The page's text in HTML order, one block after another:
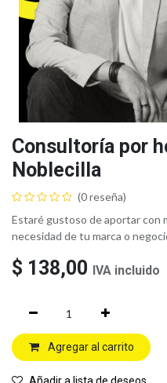
Consultoría por
Noblecilla
(0 reseña)
Estaré gustoso de aportar con
necesidad de tu marca o
$ 138,00 IVA incluido
Agregar al carrito